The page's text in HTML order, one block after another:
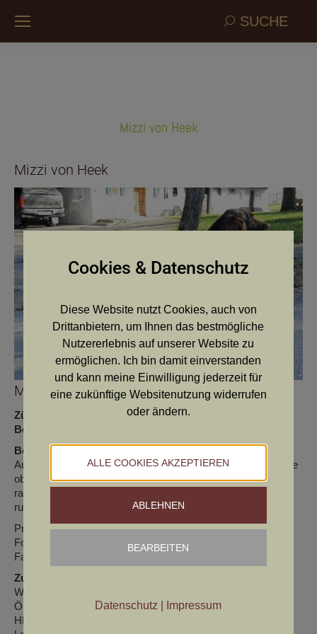
Search:SUCHE
Mizzi von Heek
Mizzi von Heek
Mizzi von Heek
Züchter:
Heinz Amshove (BRD)
Besitzer:
Beschreibung
Ausgewogener Hündinnenkopf, gut angesetzte Rute, korrekte
obere Line, harmonische Bewegung, schlichtes und
rassegerechtes Haar, im Wesen freundlich, gelassen und
ruhig.
Prüfungen AP 155 Pkt., FuWP 310 Pkt.
Formwert: v/v/v ,62 , V1, CAC, CACIB, BOB
Farbe: braun
Zuchtmerkmale
Wurfdatum : 17.11.2011
ÖHZB: DL5965
HD: A, ED und OCD frei
Cookies & Datenschutz
Diese Website nutzt Cookies, auch von
Drittanbietern, um Ihnen das bestmögliche
Nutzererlebnis auf unserer Website zu
ermöglichen. Ich bin damit einverstanden
und kann meine Einwilligung jederzeit für
eine zukünftige Websitenutzung widerrufen
oder ändern.
ALLE COOKIES AKZEPTIEREN
ABLEHNEN
BEARBEITEN
Datenschutz Impressum